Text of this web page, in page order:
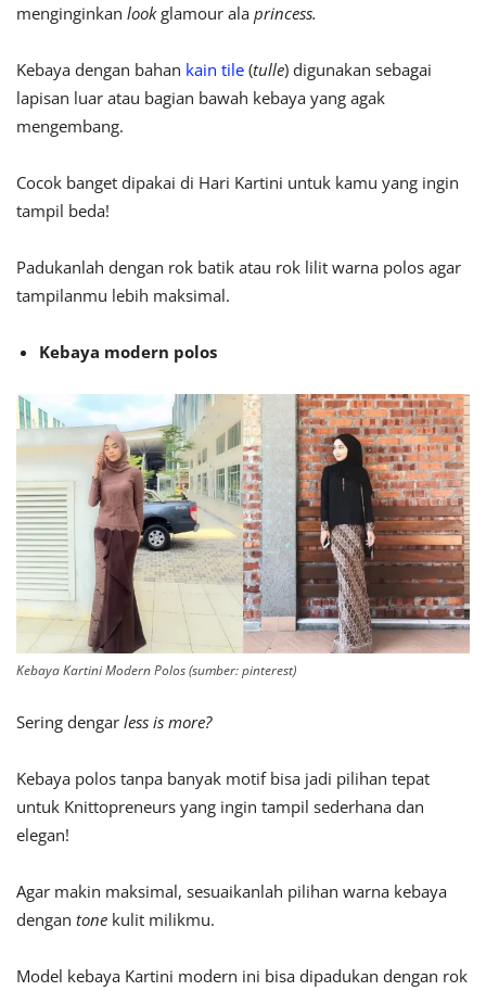
menginginkan lookglamour ala princess.
Kebaya dengan bahan kain tile (tulle) digunakan sebagai
lapisan luar atau bagian bawah kebaya yang agak
mengembang.
Cocok banget dipakai di Hari Kartini untuk kamu yang ingin
tampil beda!
Padukanlah dengan rok batik atau rok lilit warna polos agar
tampilanmu lebih maksimal.
Kebaya modern polos
Kebaya Kartini Modern Polos (sumber: pinterest)
Sering dengar less is more?
Kebaya polos tanpa banyak motif bisa jadi pilihan tepat
untuk Knittopreneurs yang ingin tampil sederhana dan
elegan!
Agar makin maksimal, sesuaikanlah pilihan warna kebaya
dengan tone kulit milikmu.
Model kebaya Kartini modern ini bisa dipadukan dengan rok